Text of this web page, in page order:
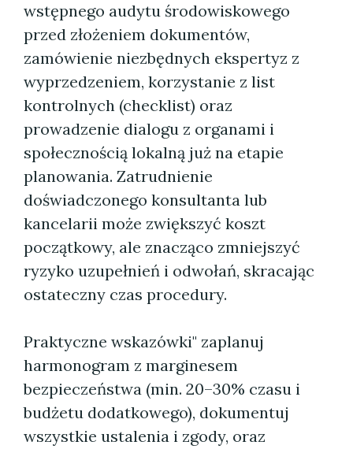
wstępnego audytu środowiskowego
przed złożeniem dokumentów,
zamówienie niezbędnych ekspertyz z
wyprzedzeniem, korzystanie z list
kontrolnych (checklist) oraz
prowadzenie dialogu z organami i
społecznością lokalną już na etapie
planowania. Zatrudnienie
doświadczonego konsultanta lub
kancelarii może zwiększyć koszt
początkowy, ale znacząco zmniejszyć
ryzyko uzupełnień i odwołań, skracając
ostateczny czas procedury.
Praktyczne wskazówki" zaplanuj
harmonogram z marginesem
bezpieczeństwa (min. 20–30% czasu i
budżetu dodatkowego), dokumentuj
wszystkie ustalenia i zgody, oraz